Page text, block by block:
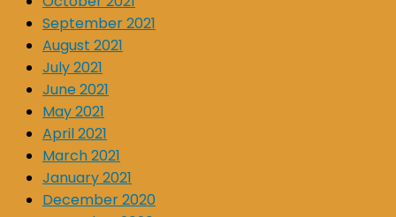
September 2021
August 2021
July 2021
June 2021
May 2021
April 2021
March 2021
January 2021
December 2020